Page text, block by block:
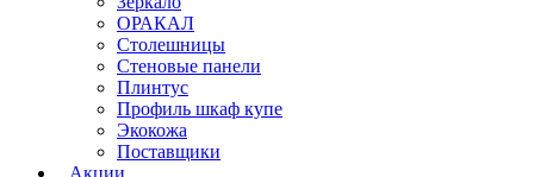
ОРАКАЛ
Столешницы
Стеновые панели
Плинтус
Профиль шкаф купе
Экокожа
Поставщики